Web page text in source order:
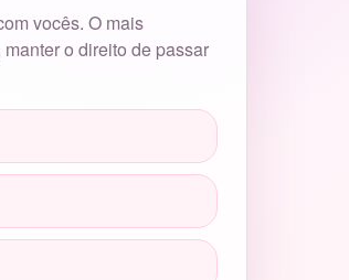
vocês. O mais
o direito de passar